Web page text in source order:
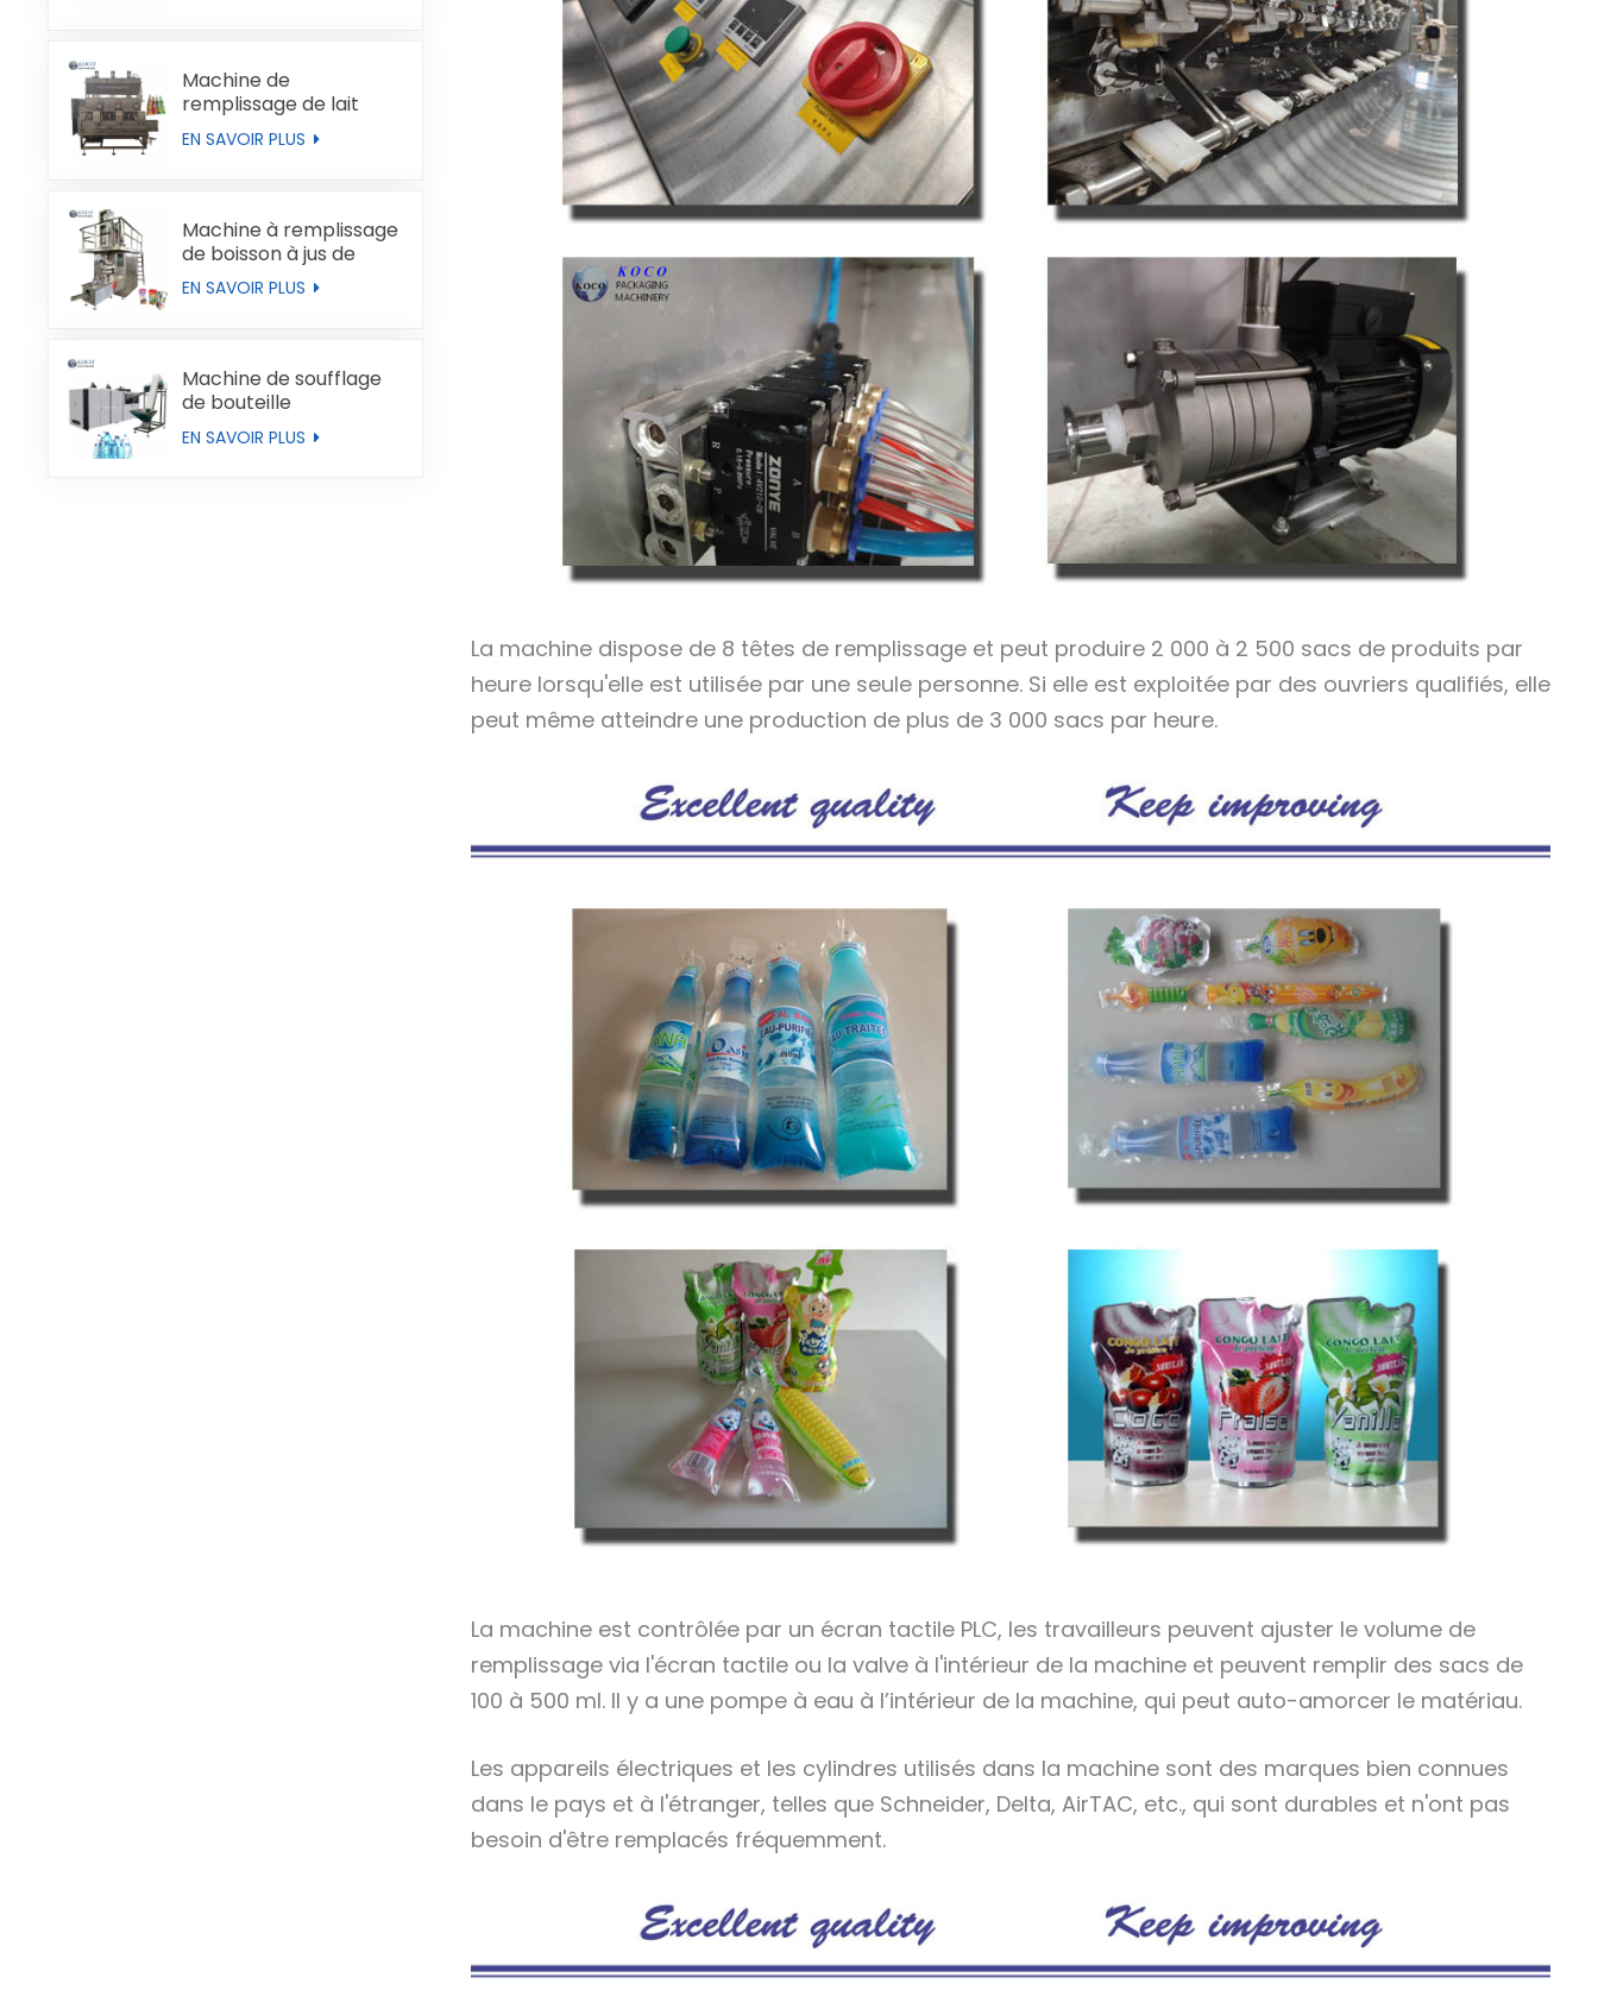
Machine de
remplissage de lait
automatique
EN SAVOIR PLUS
Machine à remplissage
de boisson à jus de
boucles de type brique
EN SAVOIR PLUS
Machine de soufflage
de bouteille
entièrement
automatique
EN SAVOIR PLUS
La machine dispose de 8 têtes de remplissage et peut produire 2 000 à 2 500 sacs de produits par
heure lorsqu'elle est utilisée par une seule personne. Si elle est exploitée par des ouvriers qualifiés, elle
peut même atteindre une production de plus de 3 000 sacs par heure.
La machine est contrôlée par un écran tactile PLC, les travailleurs peuvent ajuster le volume de
remplissage via l'écran tactile ou la valve à l'intérieur de la machine et peuvent remplir des sacs de
100 à 500 ml. Il y a une pompe à eau à l’intérieur de la machine, qui peut auto-amorcer le matériau.
Les appareils électriques et les cylindres utilisés dans la machine sont des marques bien connues
dans le pays et à l'étranger, telles que Schneider, Delta, AirTAC, etc., qui sont durables et n'ont pas
besoin d'être remplacés fréquemment.